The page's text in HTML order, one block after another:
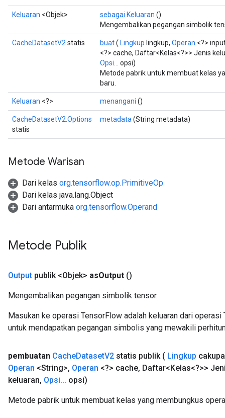
Keluaran <Objek> sebagai Keluaran ()
Mengembalikan pegangan simbolik
CacheDatasetV2 statis buat( Lingkup lingkup, Operan <?>
<?> cache, Daftar<Kelas<?>> Jenis
Opsi...
opsi)
Metode pabrik untuk membuat kelas
baru.
Keluaran <?> menangani ()
CacheDatasetV2.Options
statis
metadata (String metadata)
Metode Warisan
Dari kelas org.tensorflow.op.PrimitiveOp
Dari kelas java.lang.Object
Dari antarmuka org.tensorflow.Operand
Metode Publik
Output publik <Objek> asOutput ()
Mengembalikan pegangan simbolik tensor.
Masukan ke operasi TensorFlow adalah keluaran dari
untuk mendapatkan pegangan simbolis yang mewakili
pembuatan CacheDatasetV2 statis publik ( Lingkup
Operan <String>, Operan <?> cache, Daftar<Kelas<?>>
keluaran, Opsi... opsi)
Metode pabrik untuk membuat kelas yang membungkus